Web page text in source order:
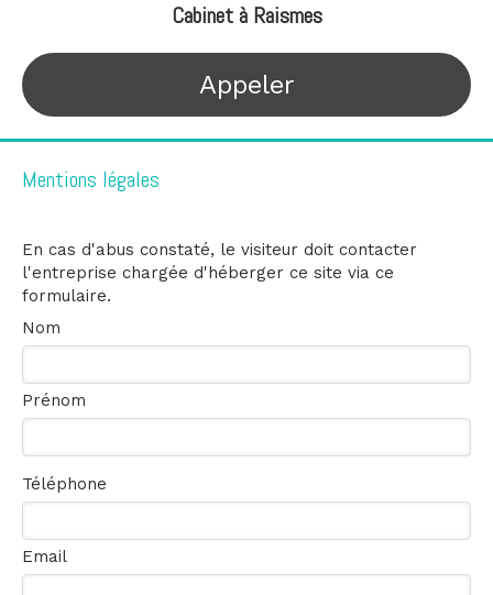
Cabinet à Raismes
Appeler
Mentions légales
En cas d'abus constaté, le visiteur doit contacter
l'entreprise chargée d'héberger ce site via ce
formulaire.
Nom
Prénom
Téléphone
Email